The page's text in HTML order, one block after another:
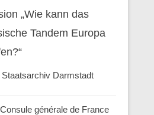
„Wie kann das
Tandem Europa
Darmstadt
générale de France